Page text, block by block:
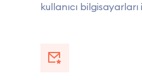
kullanıcı